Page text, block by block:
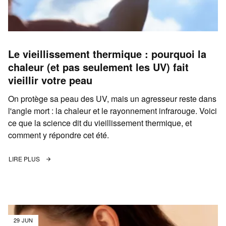
Le vieillissement thermique : pourquoi la
chaleur (et pas seulement les UV) fait
vieillir votre peau
On protège sa peau des UV, mais un agresseur reste dans
l'angle mort : la chaleur et le rayonnement infrarouge. Voici
ce que la science dit du vieillissement thermique, et
comment y répondre cet été.
LIRE PLUS
29 JUN